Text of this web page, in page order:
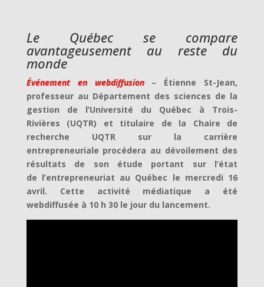
Le Québec se compare
avantageusement au reste du
monde
Événement en webdiffusion– Étienne St-Jean,
professeur au Département des sciences de la
gestion de l’Université du Québec à Trois-
Rivières (UQTR) et titulaire de la Chaire de
recherche UQTR sur la carrière
entrepreneuriale procédera au dévoilement des
résultats de son étude portant sur l’état
de l’entrepreneuriat au Québec le mercredi 16
avril. Cette activité médiatique a été
webdiffusée à 10 h 30 le jour du lancement.